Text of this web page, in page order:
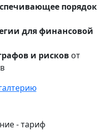
порядок
для финансовой
и рисков от